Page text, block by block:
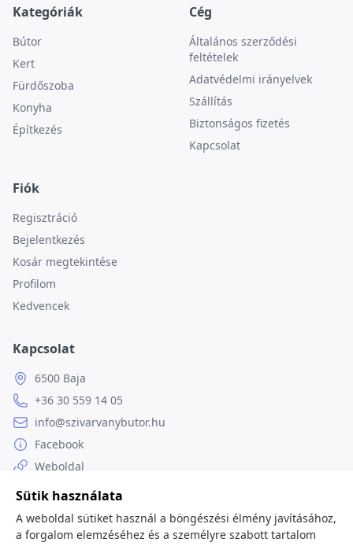
Kategóriák
Bútor
Kert
Fürdőszoba
Konyha
Építkezés
Cég
Általános szerződési
feltételek
Adatvédelmi irányelvek
Szállítás
Biztonságos fizetés
Kapcsolat
Fiók
Regisztráció
Bejelentkezés
Kosár megtekintése
Profilom
Kedvencek
Kapcsolat
6500 Baja
+36 30 559 14 05
info@szivarvanybutor.hu
Facebook
Weboldal
Sütik használata
A weboldal sütiket használ a böngészési élmény javításához,
a forgalom elemzéséhez és a személyre szabott tartalom